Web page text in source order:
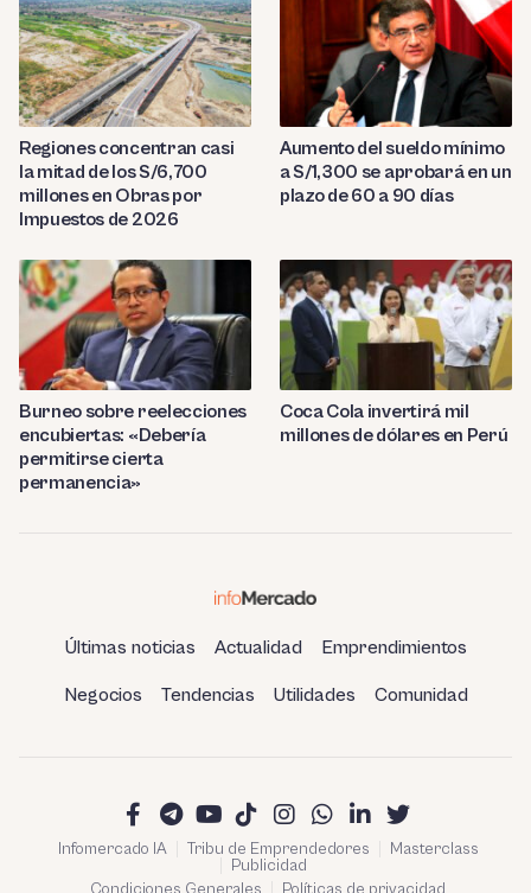
Regiones concentran casi
la mitad de los S/6,700
millones en Obras por
Impuestos de 2026
Aumento del sueldo mínimo
a S/1,300 se aprobará en un
plazo de 60 a 90 días
Burneo sobre reelecciones
encubiertas: «Debería
permitirse cierta
permanencia»
Coca Cola invertirá mil
millones de dólares en Perú
Últimas noticias Actualidad Emprendimientos
Negocios Tendencias Utilidades Comunidad
Infomercado IA Tribu de Emprendedores
Masterclass
Publicidad